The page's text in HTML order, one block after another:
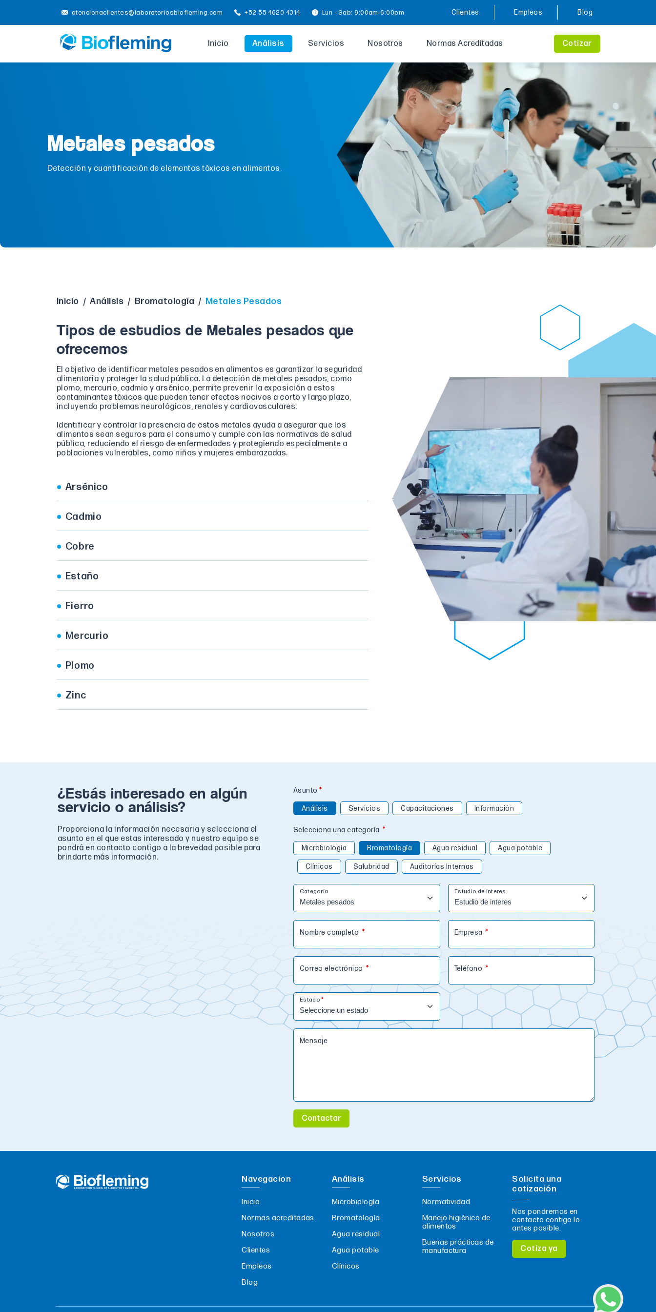
atencionaclientes@laboratoriosbiofleming.com +52 55 4620 4314 Lun - Sab: 9:00am-6:00pm Clientes Empleos Blog
Inicio Análisis Servicios Nosotros Normas Acreditadas Cotizar
Metales pesados
Detección y cuantificación de elementos tóxicos en alimentos.
Inicio / Análisis / Bromatología / Metales Pesados
Tipos de estudios de Metales pesados que
ofrecemos
El objetivo de identificar metales pesados en alimentos es garantizar la seguridad
alimentaria y proteger la salud pública. La detección de metales pesados, como
plomo, mercurio, cadmio y arsénico, permite prevenir la exposición a estos
contaminantes tóxicos que pueden tener efectos nocivos a corto y largo plazo,
incluyendo problemas neurológicos, renales y cardiovasculares.
Identificar y controlar la presencia de estos metales ayuda a asegurar que los
alimentos sean seguros para el consumo y cumple con las normativas de salud
pública, reduciendo el riesgo de enfermedades y protegiendo especialmente a
poblaciones vulnerables, como niños y mujeres embarazadas.
Arsénico
Cadmio
Cobre
Estaño
Fierro
Mercurio
Plomo
Zinc
¿Estás interesado en algún
servicio o análisis?
Proporciona la información necesaria y selecciona el
asunto en el que estas interesado y nuestro equipo se
pondrá en contacto contigo a la brevedad posible para
brindarte más información.
Asunto
Análisis Servicios Capacitaciones Información
Selecciona una categoría
Microbiología Bromatología Agua residual Agua potable
Clínicos Salubridad Auditorías Internas
Categoría Estudio de interes
Nombre completo Empresa
Correo electrónico Teléfono
Estado
Mensaje
Contactar
Navegacion
Inicio
Normas acreditadas
Nosotros
Clientes
Empleos
Blog
Análisis
Microbiología
Bromatología
Agua residual
Agua potable
Clínicos
Servicios
Normatividad
Manejo higiénico de
alimentos
Buenas prácticas de
manufactura
Solicita una
cotización
Nos pondremos en
contacto contigo lo
antes posible.
Cotiza ya